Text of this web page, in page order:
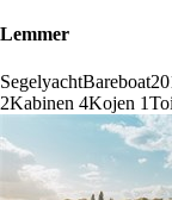
Lemmer
SegelyachtBareboat
2Kabinen 4Kojen 1